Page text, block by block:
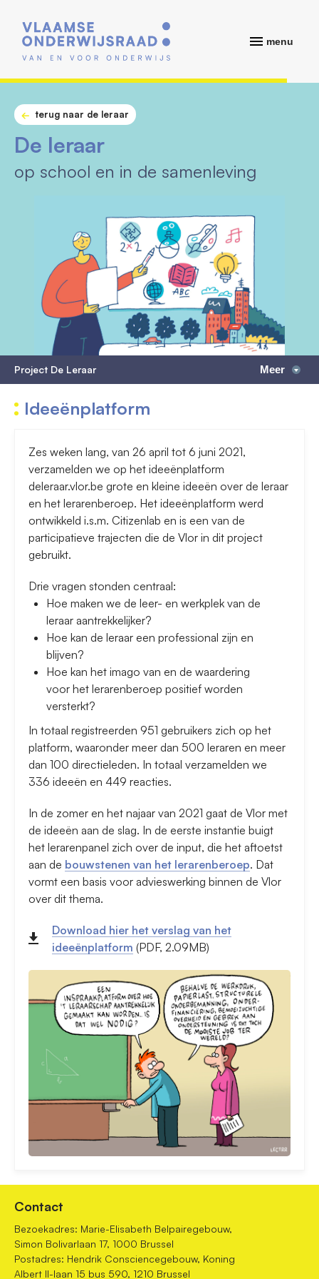
menu
terug naar de leraar
De leraar
op school en in de samenleving
Project De Leraar Meer
Ideeënplatform
Zes weken lang, van 26 april tot 6 juni 2021,
verzamelden we op het ideeënplatform
deleraar.vlor.be grote en kleine ideeën over de leraar
en het lerarenberoep. Het ideeënplatform werd
ontwikkeld i.s.m. Citizenlab en is een van de
participatieve trajecten die de Vlor in dit project
gebruikt.
Drie vragen stonden centraal:
Hoe maken we de leer- en werkplek van de
leraar aantrekkelijker?
Hoe kan de leraar een professional zijn en
blijven?
Hoe kan het imago van en de waardering
voor het lerarenberoep positief worden
versterkt?
In totaal registreerden 951 gebruikers zich op het
platform, waaronder meer dan 500 leraren en meer
dan 100 directieleden. In totaal verzamelden we
336 ideeën en 449 reacties.
In de zomer en het najaar van 2021 gaat de Vlor met
de ideeën aan de slag. In de eerste instantie buigt
het lerarenpanel zich over de input, die het aftoetst
aan de bouwstenen van het lerarenberoep. Dat
vormt een basis voor advieswerking binnen de Vlor
over dit thema.
Download hier het verslag van het
ideeënplatform (PDF, 2.09MB)
Contact
Bezoekadres: Marie-Elisabeth Belpairegebouw,
Simon Bolivarlaan 17, 1000 Brussel
Postadres: Hendrik Consciencegebouw, Koning
Albert II-laan 15 bus 590, 1210 Brussel